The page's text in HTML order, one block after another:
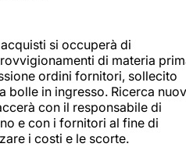
si occuperà di
di materia
ordini fornitori, sollecito
bolle in ingresso. Ricerca
con il responsabile di
e con i fornitori al fine di
i costi e le scorte.